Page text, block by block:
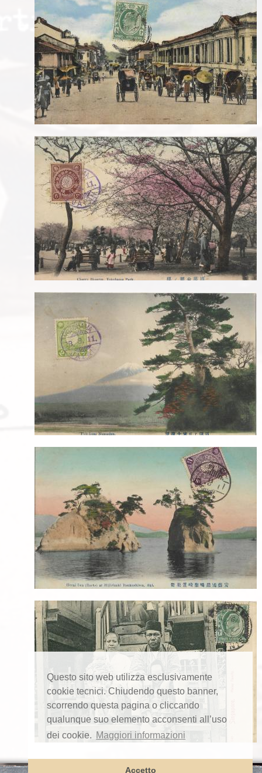
Questo sito web utilizza esclusivamente
cookie tecnici. Chiudendo questo banner,
scorrendo questa pagina o cliccando
qualunque suo elemento acconsenti all’uso
dei cookie. Maggiori informazioni
Accetto